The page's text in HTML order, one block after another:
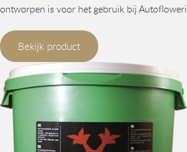
ontworpen is voor het gebruik bij
Bekijk product